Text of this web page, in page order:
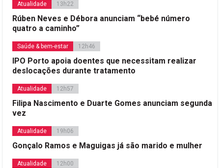
Atualidade 13h22
Rúben Neves e Débora anunciam “bebé número
quatro a caminho”
Saúde & bem-estar 12h46
IPO Porto apoia doentes que necessitam realizar
deslocações durante tratamento
Atualidade 12h57
Filipa Nascimento e Duarte Gomes anunciam segunda
vez
Atualidade 19h06
Gonçalo Ramos e Maguigas já são marido e mulher
Atualidade 12h00